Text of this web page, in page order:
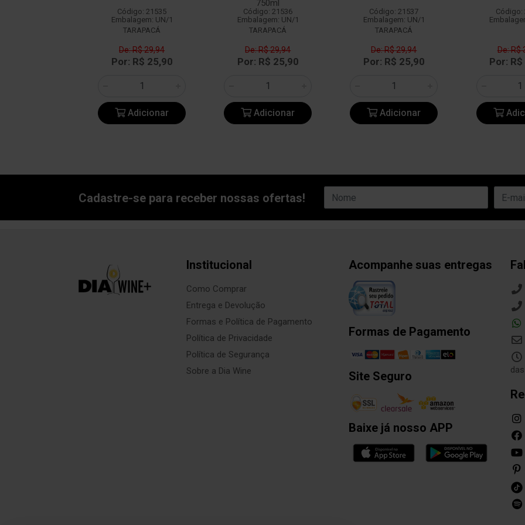
Código: 21535
Embalagem: UN/1
TARAPACÁ
De: R$ 29,94
Por: R$ 25,90
Adicionar
750ml
Código: 21536
Embalagem: UN/1
TARAPACÁ
De: R$ 29,94
Por: R$ 25,90
Adicionar
Código: 21537
Embalagem: UN/1
TARAPACÁ
De: R$ 29,94
Por: R$ 25,90
Adicionar
Código:
De: R$
Por:
Cadastre-se para receber nossas ofertas!
Institucional
Como Comprar
Entrega e Devolução
Formas e Política de Pagamento
Política de Privacidade
Política de Segurança
Sobre a Dia Wine
Acompanhe suas entregas
Formas de Pagamento
Site Seguro
Baixe já nosso APP